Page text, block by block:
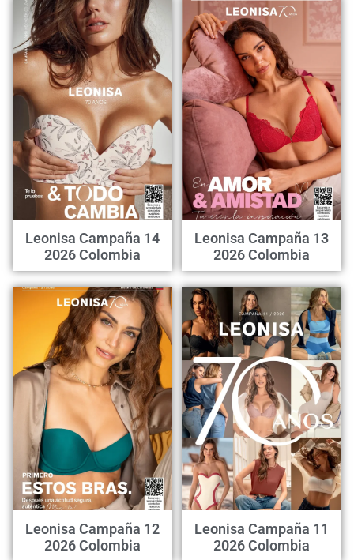
Leonisa Campaña 14
2026 Colombia
Leonisa Campaña 13
2026 Colombia
Leonisa Campaña 12
2026 Colombia
Leonisa Campaña 11
2026 Colombia